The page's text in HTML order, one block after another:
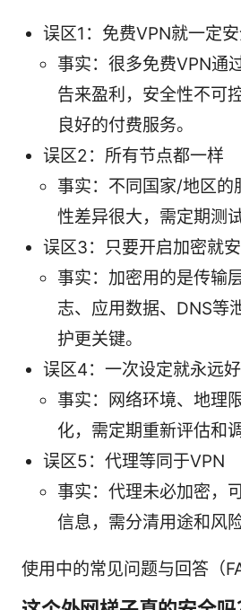
误区1：免费VPN就一定
事实：很多免费VPN通
告来盈利，安全性不可
良好的付费服务。
误区2：所有节点都一样
事实：不同国家/地区的
性差异很大，需定期测
误区3：只要开启加密就
事实：加密用的是传输
志、应用数据、DNS等
护更关键。
误区4：一次设定就永远
事实：网络环境、地理
化，需定期重新评估和
误区5：代理等同于VPN
事实：代理未必加密，
信息，需分清用途和风险
使用中的常见问题与回答（